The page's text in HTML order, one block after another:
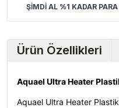
ŞİMDİ AL %1 KADAR
Ürün Özellikleri
Aquael Ultra Heater
Aquael Ultra Heater Plastik